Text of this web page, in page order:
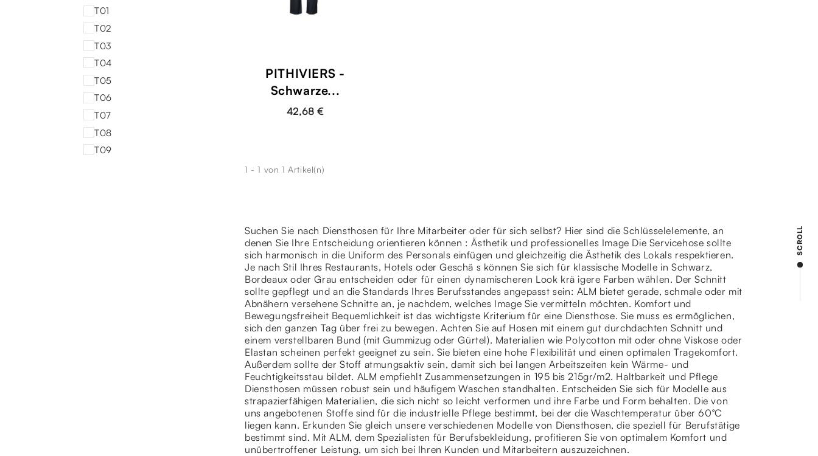
T01
T02
T03
T04
T05
T06
T07
T08
T09
PITHIVIERS -
Schwarze...
42,68 €
1 - 1 von 1 Artikel(n)
Suchen Sie nach Diensthosen für Ihre Mitarbeiter oder für sich selbst? Hier sind die Schlüsselelemente, an
denen Sie Ihre Entscheidung orientieren können : Ästhetik und professionelles Image Die Servicehose sollte
sich harmonisch in die Uniform des Personals einfügen und gleichzeitig die Ästhetik des Lokals respektieren.
Je nach Stil Ihres Restaurants, Hotels oder Geschä s können Sie sich für klassische Modelle in Schwarz,
Bordeaux oder Grau entscheiden oder für einen dynamischeren Look krä igere Farben wählen. Der Schnitt
sollte gepflegt und an die Standards Ihres Berufsstandes angepasst sein: ALM bietet gerade, schmale oder mit
Abnähern versehene Schnitte an, je nachdem, welches Image Sie vermitteln möchten. Komfort und
Bewegungsfreiheit Bequemlichkeit ist das wichtigste Kriterium für eine Diensthose. Sie muss es ermöglichen,
sich den ganzen Tag über frei zu bewegen. Achten Sie auf Hosen mit einem gut durchdachten Schnitt und
einem verstellbaren Bund (mit Gummizug oder Gürtel). Materialien wie Polycotton mit oder ohne Viskose oder
Elastan scheinen perfekt geeignet zu sein. Sie bieten eine hohe Flexibilität und einen optimalen Tragekomfort.
Außerdem sollte der Stoff atmungsaktiv sein, damit sich bei langen Arbeitszeiten kein Wärme- und
Feuchtigkeitsstau bildet. ALM empfiehlt Zusammensetzungen in 195 bis 215gr/m2. Haltbarkeit und Pflege
Diensthosen müssen robust sein und häufigem Waschen standhalten. Entscheiden Sie sich für Modelle aus
strapazierfähigen Materialien, die sich nicht so leicht verformen und ihre Farbe und Form behalten. Die von
uns angebotenen Stoffe sind für die industrielle Pflege bestimmt, bei der die Waschtemperatur über 60°C
liegen kann. Erkunden Sie gleich unsere verschiedenen Modelle von Diensthosen, die speziell für Berufstätige
bestimmt sind. Mit ALM, dem Spezialisten für Berufsbekleidung, profitieren Sie von optimalem Komfort und
unübertroffener Leistung, um sich bei Ihren Kunden und Mitarbeitern auszuzeichnen.
SCROLL